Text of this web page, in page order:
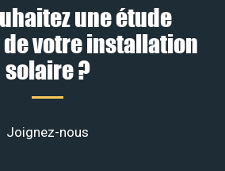
une étude
votre installation
solaire ?
Joignez-nous